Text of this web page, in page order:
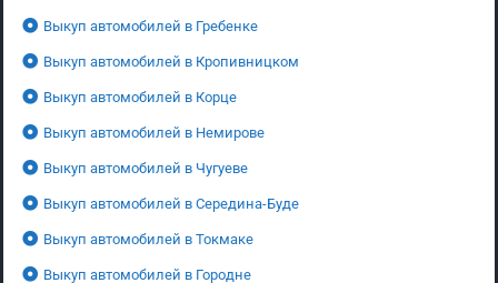
Выкуп автомобилей в Гребенке
Выкуп автомобилей в Кропивницком
Выкуп автомобилей в Корце
Выкуп автомобилей в Немирове
Выкуп автомобилей в Чугуеве
Выкуп автомобилей в Середина-Буде
Выкуп автомобилей в Токмаке
Выкуп автомобилей в Городне